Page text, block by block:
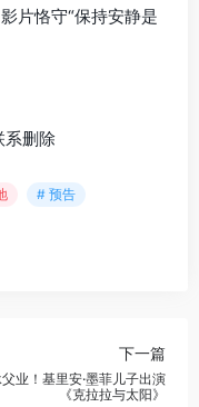
片恪守“保持安静是
系删除
# 预告
下一篇
业！基里安·墨菲儿子出演
《克拉拉与太阳》